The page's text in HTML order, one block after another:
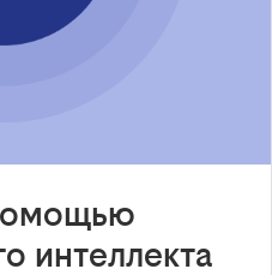
интеллекта